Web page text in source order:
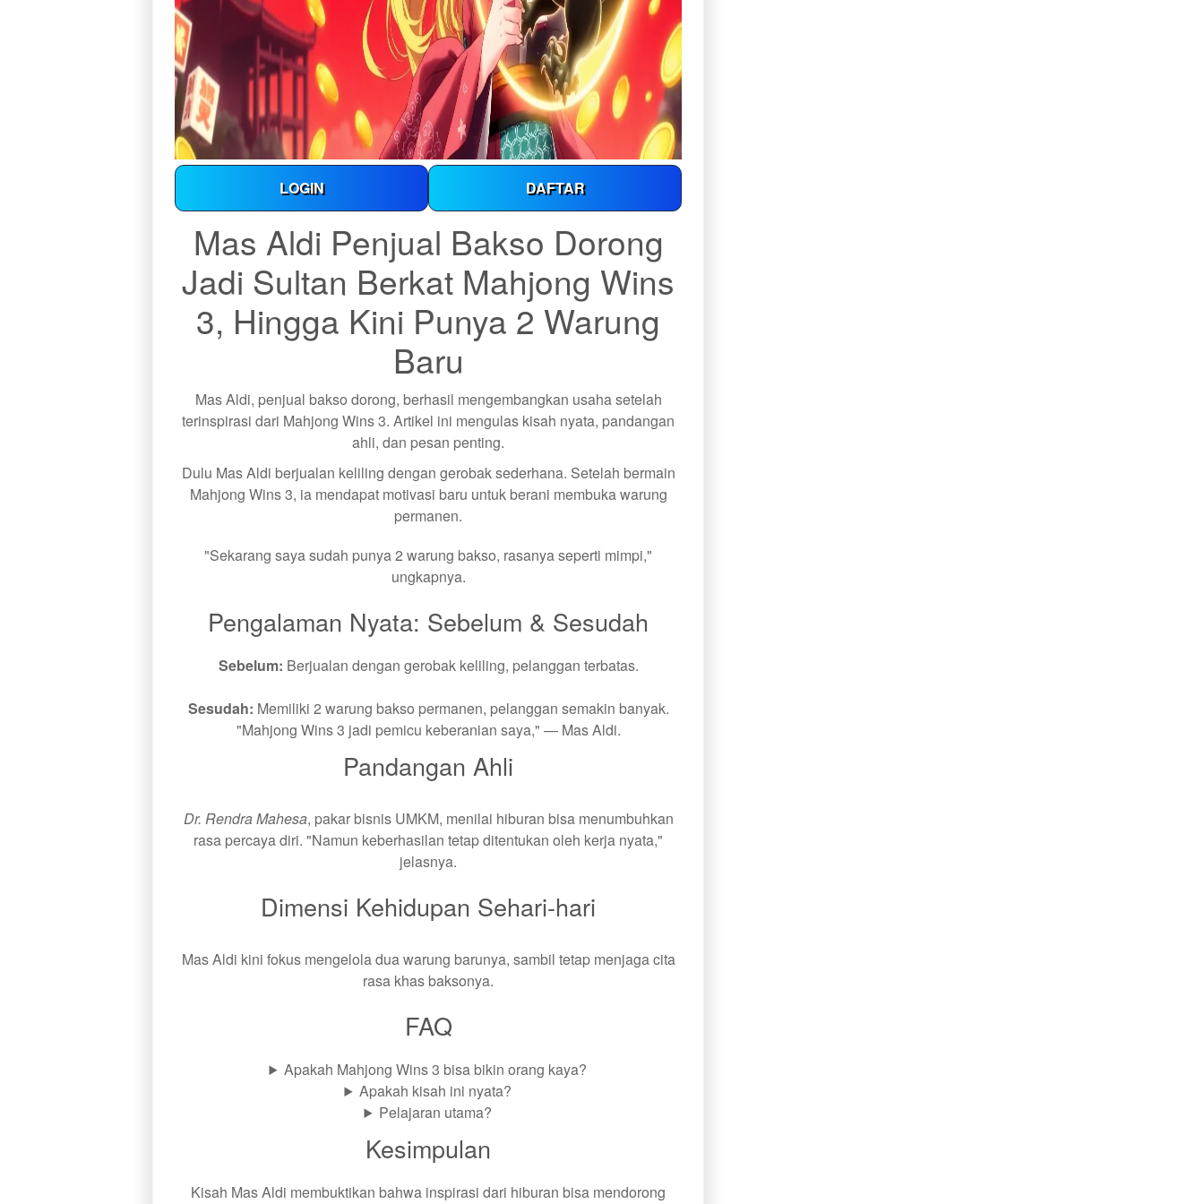
LOGIN DAFTAR
Mas Aldi Penjual Bakso Dorong
Jadi Sultan Berkat Mahjong Wins
3, Hingga Kini Punya 2 Warung
Baru
Mas Aldi, penjual bakso dorong, berhasil mengembangkan usaha setelah
terinspirasi dari Mahjong Wins 3. Artikel ini mengulas kisah nyata, pandangan
ahli, dan pesan penting.
Dulu Mas Aldi berjualan keliling dengan gerobak sederhana. Setelah bermain
Mahjong Wins 3, ia mendapat motivasi baru untuk berani membuka warung
permanen.
"Sekarang saya sudah punya 2 warung bakso, rasanya seperti mimpi,"
ungkapnya.
Pengalaman Nyata: Sebelum & Sesudah
Sebelum: Berjualan dengan gerobak keliling, pelanggan terbatas.
Sesudah: Memiliki 2 warung bakso permanen, pelanggan semakin banyak.
"Mahjong Wins 3 jadi pemicu keberanian saya," — Mas Aldi.
Pandangan Ahli
Dr. Rendra Mahesa, pakar bisnis UMKM, menilai hiburan bisa menumbuhkan
rasa percaya diri. "Namun keberhasilan tetap ditentukan oleh kerja nyata,"
jelasnya.
Dimensi Kehidupan Sehari-hari
Mas Aldi kini fokus mengelola dua warung barunya, sambil tetap menjaga cita
rasa khas baksonya.
FAQ
Apakah Mahjong Wins 3 bisa bikin orang kaya?
Apakah kisah ini nyata?
Pelajaran utama?
Kesimpulan
Kisah Mas Aldi membuktikan bahwa inspirasi dari hiburan bisa mendorong